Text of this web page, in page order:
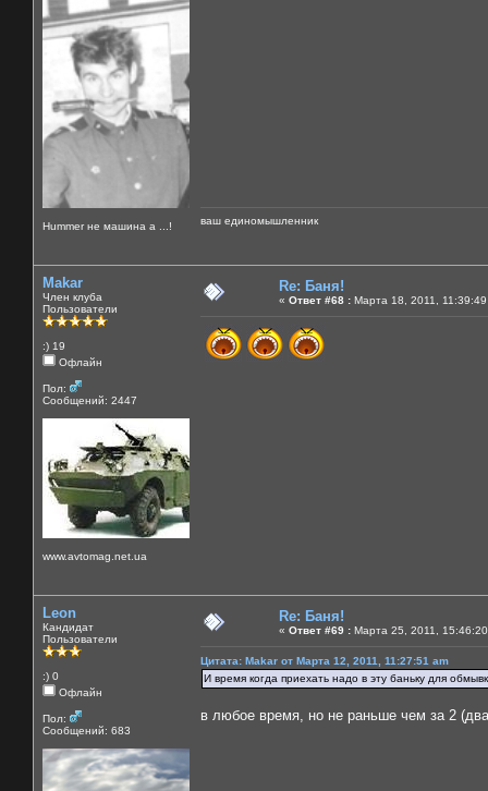
Нummer не машина а ...! ваш единомышленник
Makar
Член клуба
Пользователи
:) 19
Офлайн
Пол:
Сообщений: 2447
www.avtomag.net.ua
Re: Баня!
« Ответ #68 : Марта 18, 2011,
Leon
Кандидат
Пользователи
:) 0
Офлайн
Пол:
Сообщений: 683
Re: Баня!
« Ответ #69 : Марта 25, 2011,
Цитата: Makar от Марта 12, 2011, 11:27:51 am
И время когда приехать надо в эту баньку для
в любое время, но не раньше чем за 2